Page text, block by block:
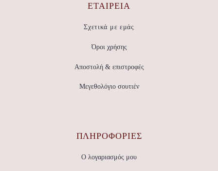
ΕΤΑΙΡΕΊΑ
Σχετικά με εμάς
Όροι χρήσης
Αποστολή & επιστροφές
Μεγεθολόγιο σουτιέν
ΠΛΗΡΟΦΟΡΙΕΣ
Ο λογαριασμός μου